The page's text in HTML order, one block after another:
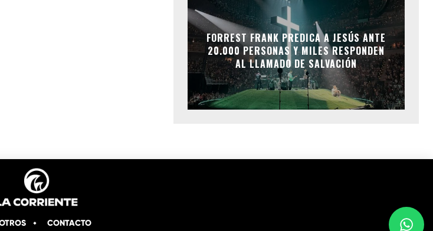
FORREST FRANK PREDICA A JESÚS ANTE
20.000 PERSONAS Y MILES RESPONDEN
AL LLAMADO DE SALVACIÓN
CONTACTO